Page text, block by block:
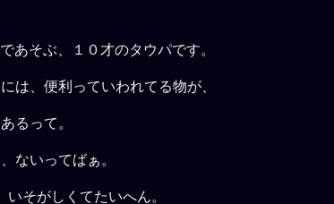
あそぶ、１０才のタウパです。
は、便利っていわれてる物が、
るって。
ないってばぁ。
そがしくてたいへん。